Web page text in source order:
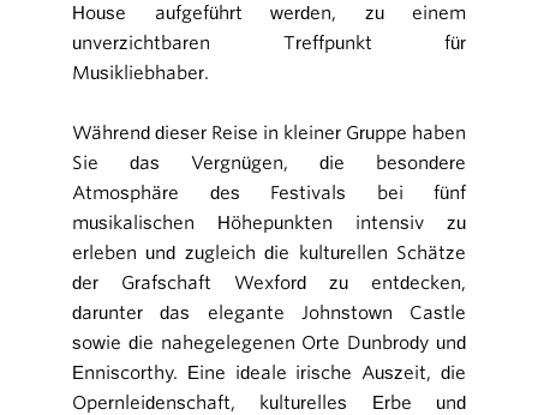
House aufgeführt werden, zu einem
unverzichtbaren Treffpunkt für
Musikliebhaber.
Während dieser Reise in kleiner Gruppe haben
Sie das Vergnügen, die besondere
Atmosphäre des Festivals bei fünf
musikalischen Höhepunkten intensiv zu
erleben und zugleich die kulturellen Schätze
der Grafschaft Wexford zu entdecken,
darunter das elegante Johnstown Castle
sowie die nahegelegenen Orte Dunbrody und
Enniscorthy. Eine ideale irische Auszeit, die
Opernleidenschaft, kulturelles Erbe und